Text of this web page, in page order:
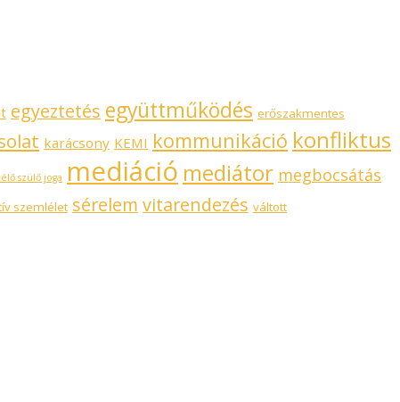
egyeztetés együttműködés erőszakmentes
karácsony KEMI kommunikáció konfliktus
szülő joga mediáció mediátor megbocsátás
szemlélet sérelem vitarendezés váltott